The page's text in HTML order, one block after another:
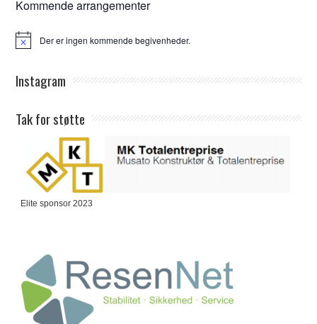
Kommende arrangementer
Notice Der er ingen kommende begivenheder.
Instagram
Tak for støtte
Elite sponsor 2023